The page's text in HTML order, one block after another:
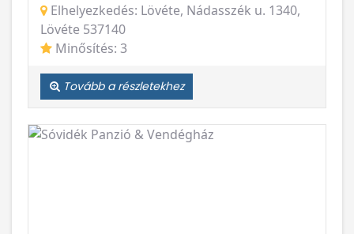
Elhelyezkedés: Lövéte, Nádasszék u. 1340,
Lövéte 537140
Minősítés: 3
Tovább a részletekhez